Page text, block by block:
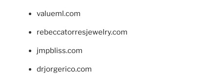
valueml.com
rebeccatorresjewelry.com
jmpbliss.com
drjorgerico.com